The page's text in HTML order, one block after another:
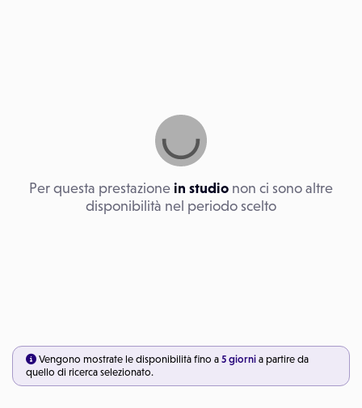
Per questa prestazione in studio non ci sono altre
disponibilità nel periodo scelto
Vengono mostrate le disponibilità fino a 5 giorni a partire da
quello di ricerca selezionato.